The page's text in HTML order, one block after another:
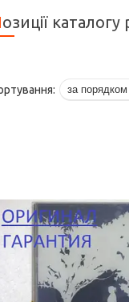
Позиції